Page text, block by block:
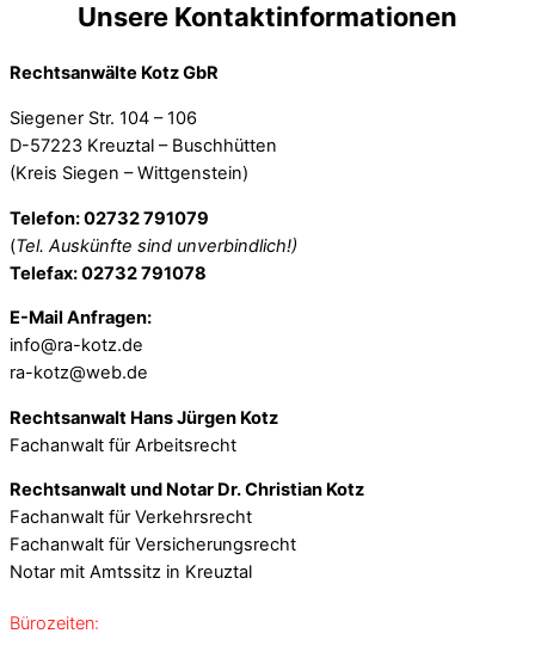
Unsere Kontaktinformationen
Rechtsanwälte Kotz GbR
Siegener Str. 104 – 106
D-57223 Kreuztal – Buschhütten
(Kreis Siegen – Wittgenstein)
Telefon: 02732 791079
(Tel. Auskünfte sind unverbindlich!)
Telefax: 02732 791078
E-Mail Anfragen:
info@ra-kotz.de
ra-kotz@web.de
Rechtsanwalt Hans Jürgen Kotz
Fachanwalt für Arbeitsrecht
Rechtsanwalt und Notar Dr. Christian Kotz
Fachanwalt für Verkehrsrecht
Fachanwalt für Versicherungsrecht
Notar mit Amtssitz in Kreuztal
Bürozeiten: